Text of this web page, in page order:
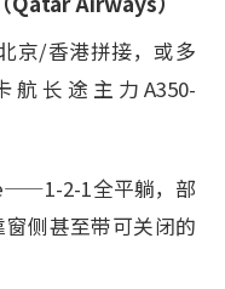
京/香港拼接，或多
长途主力A350-
2-1全平躺，部
侧甚至带可关闭的